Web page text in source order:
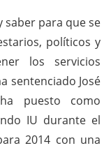
para que se
políticos y
los servicios
sentenciado José
puesto como
IU durante el
2014 con una